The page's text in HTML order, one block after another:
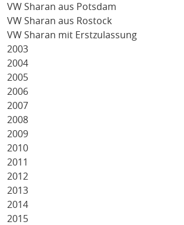
VW Sharan aus Potsdam
VW Sharan aus Rostock
VW Sharan mit Erstzulassung
2003
2004
2005
2006
2007
2008
2009
2010
2011
2012
2013
2014
2015